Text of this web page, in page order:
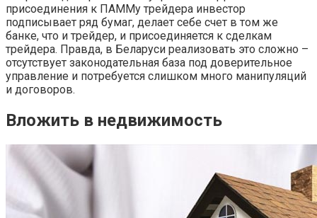
присоединения к ПАММу трейдера инвестор
подписывает ряд бумаг, делает себе счет в том же
банке, что и трейдер, и присоединяется к сделкам
трейдера. Правда, в Беларуси реализовать это сложно –
отсутствует законодательная база под доверительное
управление и потребуется слишком много манипуляций
и договоров.
Вложить в недвижимость